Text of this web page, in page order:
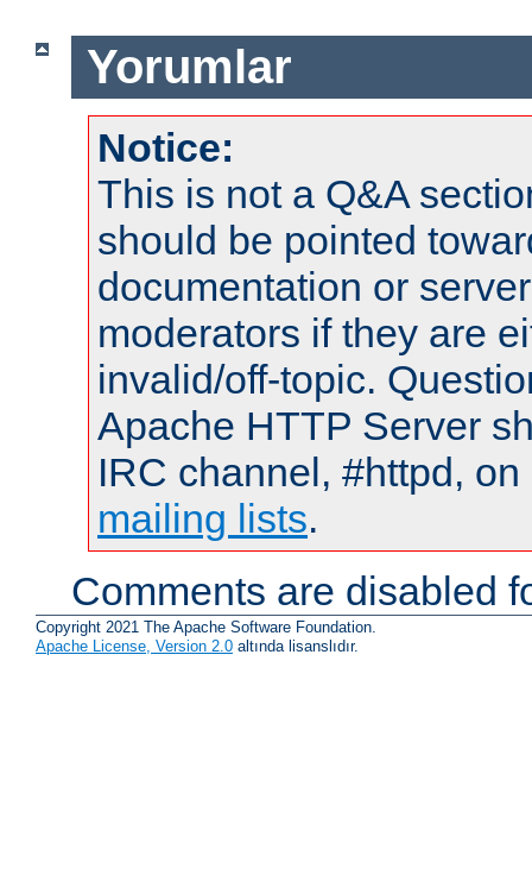
Yorumlar
Notice:
This is not a Q&A
should be pointed
documentation or
moderators if they are
invalid/off-topic.
Apache HTTP Server
IRC channel, #httpd,
mailing lists.
Comments are disabled
Copyright 2021 The Apache Software Foundation.
Apache License, Version 2.0 altında lisanslıdır.